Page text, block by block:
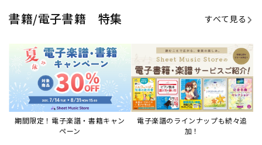
書籍/電子書籍 特集 すべて見る
期間限定！電子楽譜・書籍キャン
ペーン
電子楽譜のラインナップも続々追
加！